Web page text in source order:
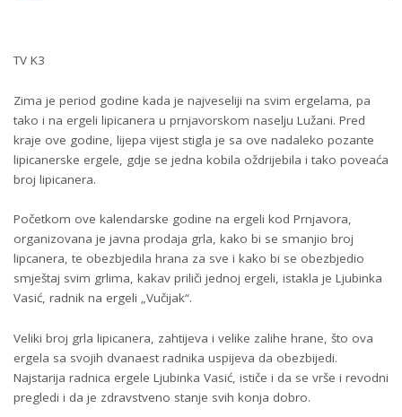
TV K3
Zima je period godine kada je najveseliji na svim ergelama, pa
tako i na ergeli lipicanera u prnjavorskom naselju Lužani. Pred
kraje ove godine, lijepa vijest stigla je sa ove nadaleko pozante
lipicanerske ergele, gdje se jedna kobila oždrijebila i tako poveaća
broj lipicanera.
Početkom ove kalendarske godine na ergeli kod Prnjavora,
organizovana je javna prodaja grla, kako bi se smanjio broj
lipcanera, te obezbjedila hrana za sve i kako bi se obezbjedio
smještaj svim grlima, kakav priliči jednoj ergeli, istakla je Ljubinka
Vasić, radnik na ergeli „Vučijak“.
Veliki broj grla lipicanera, zahtijeva i velike zalihe hrane, što ova
ergela sa svojih dvanaest radnika uspijeva da obezbijedi.
Najstarija radnica ergele Ljubinka Vasić, ističe i da se vrše i revodni
pregledi i da je zdravstveno stanje svih konja dobro.